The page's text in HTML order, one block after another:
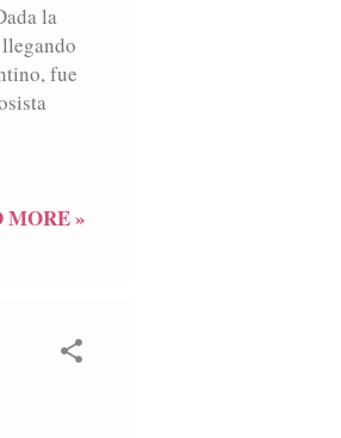
la
fue
MORE »